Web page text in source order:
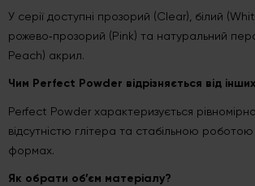
У серії доступні прозорий (Clear), білий
рожево‑прозорий (Pink) та натуральний
Peach) акрил.
Чим Perfect Powder відрізняється від
Perfect Powder характеризується
відсутністю глітера та стабільною роботою
формах.
Як обрати об’єм матеріалу?